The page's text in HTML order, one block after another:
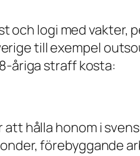
och logi med
till exempel
åriga straff kosta:
hålla honom i
förebyggande